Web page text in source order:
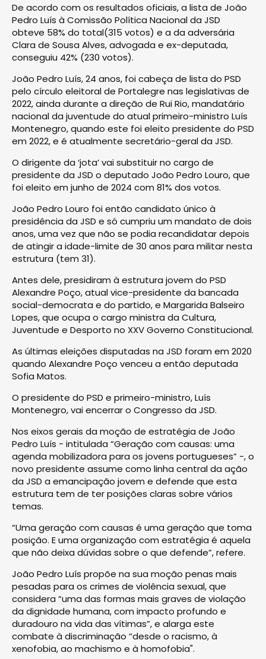
De acordo com os resultados oficiais, a lista de João
Pedro Luís à Comissão Política Nacional da JSD
obteve 58% do total(315 votos) e a da adversária
Clara de Sousa Alves, advogada e ex-deputada,
conseguiu 42% (230 votos).
João Pedro Luís, 24 anos, foi cabeça de lista do PSD
pelo círculo eleitoral de Portalegre nas legislativas de
2022, ainda durante a direção de Rui Rio, mandatário
nacional da juventude do atual primeiro-ministro Luís
Montenegro, quando este foi eleito presidente do PSD
em 2022, e é atualmente secretário-geral da JSD.
O dirigente da ‘jota’ vai substituir no cargo de
presidente da JSD o deputado João Pedro Louro, que
foi eleito em junho de 2024 com 81% dos votos.
João Pedro Louro foi então candidato único à
presidência da JSD e só cumpriu um mandato de dois
anos, uma vez que não se podia recandidatar depois
de atingir a idade-limite de 30 anos para militar nesta
estrutura (tem 31).
Antes dele, presidiram à estrutura jovem do PSD
Alexandre Poço, atual vice-presidente da bancada
social-democrata e do partido, e Margarida Balseiro
Lopes, que ocupa o cargo ministra da Cultura,
Juventude e Desporto no XXV Governo Constitucional.
As últimas eleições disputadas na JSD foram em 2020
quando Alexandre Poço venceu a então deputada
Sofia Matos.
O presidente do PSD e primeiro-ministro, Luís
Montenegro, vai encerrar o Congresso da JSD.
Nos eixos gerais da moção de estratégia de João
Pedro Luís - intitulada “Geração com causas: uma
agenda mobilizadora para os jovens portugueses” -, o
novo presidente assume como linha central da ação
da JSD a emancipação jovem e defende que esta
estrutura tem de ter posições claras sobre vários
temas.
“Uma geração com causas é uma geração que toma
posição. E uma organização com estratégia é aquela
que não deixa dúvidas sobre o que defende”, refere.
João Pedro Luís propõe na sua moção penas mais
pesadas para os crimes de violência sexual, que
considera “uma das formas mais graves de violação
da dignidade humana, com impacto profundo e
duradouro na vida das vítimas”, e alarga este
combate à discriminação “desde o racismo, à
xenofobia, ao machismo e à homofobia".